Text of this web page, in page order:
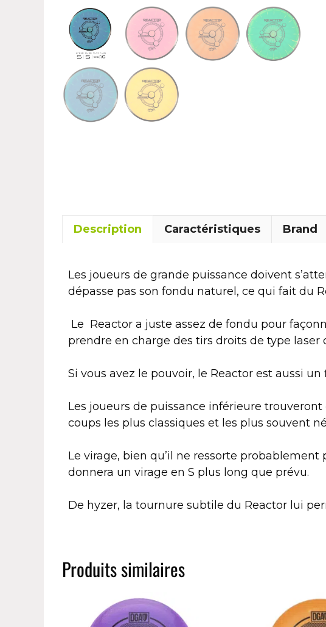
Description Caractéristiques Brand
Les joueurs de grande puissance doivent
dépasse pas son fondu naturel, ce qui fait du
Le Reactor a juste assez de fondu pour
prendre en charge des tirs droits de type laser
Si vous avez le pouvoir, le Reactor est aussi
Les joueurs de puissance inférieure trouveront
coups les plus classiques et les plus souvent
Le virage, bien qu’il ne ressorte probablement
donnera un virage en S plus long que prévu.
De hyzer, la tournure subtile du Reactor lui
Produits similaires